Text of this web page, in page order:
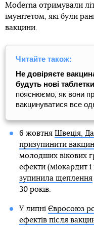
Moderna отримували
імунітетом, які були
вакцини.
Читайте також:
Не довіряєте
будуть нові
пояснюємо, як вони
вакцинуватися все
6 жовтня Швеція,
призупинити
молодших вікових
ефекти (міокардит
зупинила щеплення
30 років.
У липні Євросоюз
ефектів після